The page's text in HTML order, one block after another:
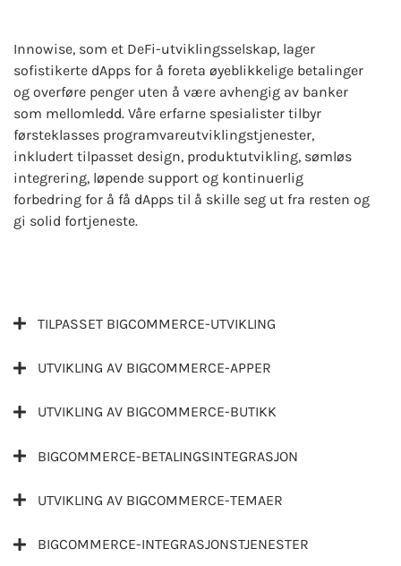
Innowise, som et DeFi-utviklingsselskap, lager
sofistikerte dApps for å foreta øyeblikkelige betalinger
og overføre penger uten å være avhengig av banker
som mellomledd. Våre erfarne spesialister tilbyr
førsteklasses programvareutviklingstjenester,
inkludert tilpasset design, produktutvikling, sømløs
integrering, løpende support og kontinuerlig
forbedring for å få dApps til å skille seg ut fra resten og
gi solid fortjeneste.
TILPASSET BIGCOMMERCE-UTVIKLING
UTVIKLING AV BIGCOMMERCE-APPER
UTVIKLING AV BIGCOMMERCE-BUTIKK
BIGCOMMERCE-BETALINGSINTEGRASJON
UTVIKLING AV BIGCOMMERCE-TEMAER
BIGCOMMERCE-INTEGRASJONSTJENESTER